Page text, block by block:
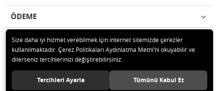
ÖDEME
İLETİŞİM
© 2020 Avize Marketim Tüm hakları saklıdır.
Size daha iyi hizmet verebilmek için internet sitemizde çerezler
kullanılmaktadır. Çerez Politikaları Aydınlatma Metni’ni okuyabilir ve
dilerseniz tercihlerinizi değiştirebilirsiniz.
Tercihleri Ayarla Tümünü Kabul Et